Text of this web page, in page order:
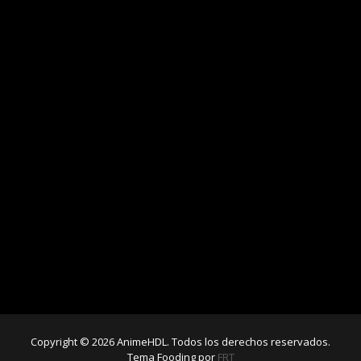
Copyright © 2026 AnimeHDL. Todos los derechos reservados.
Tema Fooding por FRT